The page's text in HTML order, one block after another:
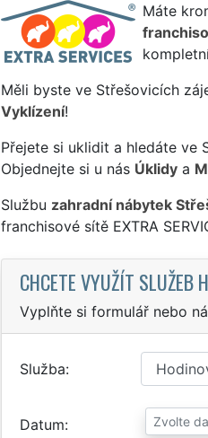
Máte
Měli byste ve Střešovicích
Vyklízení!
Přejete si uklidit a hledáte ve
Objednejte si u nás Úklidya
Službu zahradní nábytek
franchisové sítě EXTRA
CHCETE VYUŽÍT SLUŽEB
Vyplňte si formulář nebo
Služba
Datum